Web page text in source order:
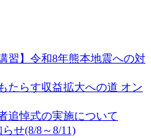
習】令和8年熊本地震への対
たらす収益拡大への道 オン
追悼式の実施について
せ(8/8～8/11)